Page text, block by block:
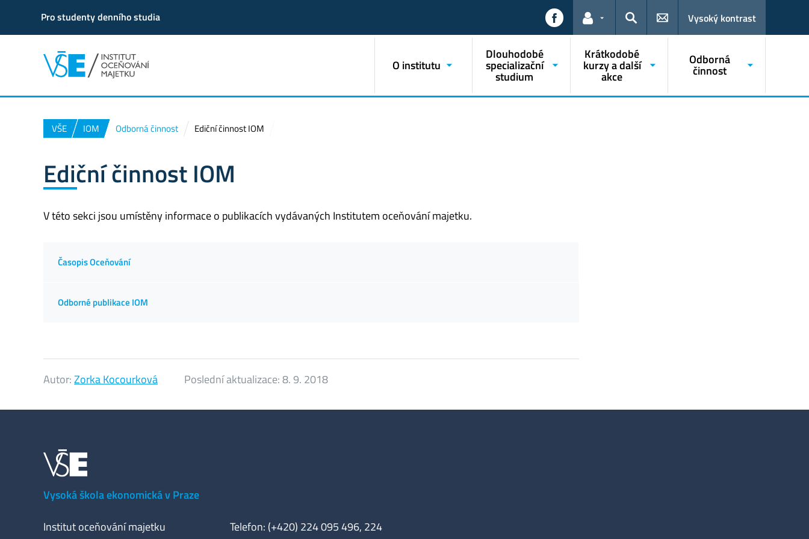
Pro studenty denního studia
Odkazy pro uživatele
Hledat
Vysoký kontrast
O institutu
Dlouhodobé
specializační
studium
Krátkodobé
kurzy a další
akce
Odborná
činnost
VŠE IOM Odborná činnost Ediční činnost IOM
Ediční činnost IOM
V této sekci jsou umístěny informace o publikacích vydávaných Institutem oceňování majetku.
Časopis Oceňování
Odborné publikace IOM
Autor:Zorka Kocourková Poslední aktualizace:8. 9. 2018
Vysoká škola ekonomická v Praze
Institut oceňování majetku
Telefon: (+420) 224 095 496, 224